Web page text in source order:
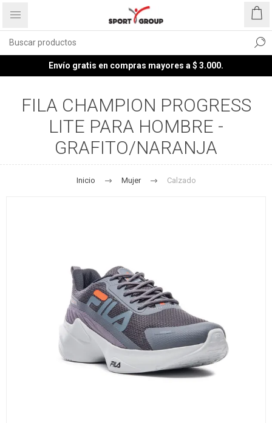
Envío gratis en compras mayores a $ 3.000.
FILA CHAMPION PROGRESS
LITE PARA HOMBRE -
GRAFITO/NARANJA
Inicio Mujer Calzado